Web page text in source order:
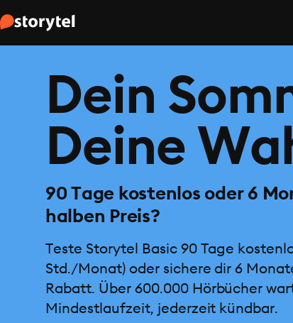
Dein
Deine
90 Tage kostenlos oder 6
halben Preis?
Teste Storytel Basic 90 Tage
Std./Monat) oder sichere dir 6
Rabatt. Über 600.000 Hörbücher
Mindestlaufzeit, jederzeit kündbar.